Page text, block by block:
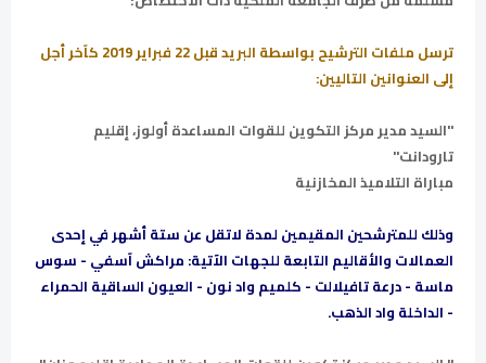
ترسل ملفات الترشيح بواسطة البريد قبل 22 فبراير 2019 كآخر أجل
إلى العنوانين التاليين:
"السيد مدير مركز التكوين للقوات المساعدة أولوز، إقليم
تارودانت"
مباراة التلاميذ المخازنية
وذلك للمترشحين المقيمين لمدة لاتقل عن ستة أشهر في إحدى
العمالات والأقاليم التابعة للجهات الآتية: مراكش آسفي - سوس
ماسة - درعة تافيلالت - كلميم واد نون - العيون الساقية الحمراء
- الداخلة واد الذهب.